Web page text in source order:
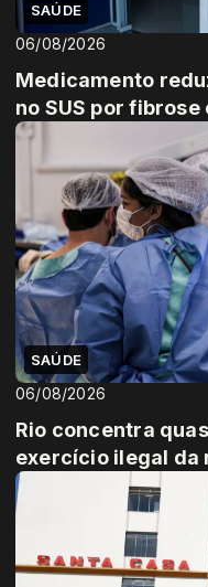
SAÚDE
06/08/2026
Medicamento
no SUS por
SAÚDE
06/08/2026
Rio concentra
exercício ilegal da